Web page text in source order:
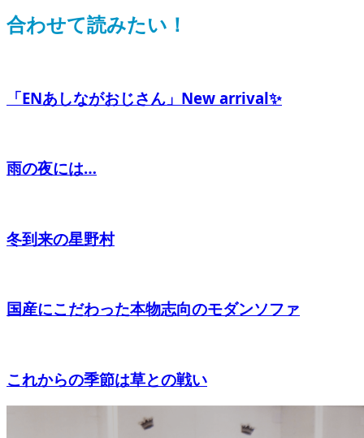
合わせて読みたい！
「ENあしながおじさん」New arrival✨
雨の夜には…
冬到来の星野村
国産にこだわった本物志向のモダンソファ
これからの季節は草との戦い